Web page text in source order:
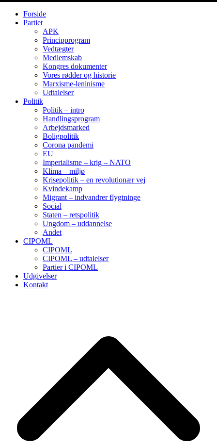
Forside
Partiet
APK
Principprogram
Vedtægter
Medlemskab
Kongres dokumenter
Vores rødder og historie
Marxisme-leninisme
Udtalelser
Politik
Politik – intro
Handlingsprogram
Arbejdsmarked
Boligpolitik
Corona pandemi
EU
Imperialisme – krig – NATO
Klima – miljø
Krisepolitik – en revolutionær vej
Kvindekamp
Migrant – indvandrer flygtninge
Social
Staten – retspolitik
Ungdom – uddannelse
Andet
CIPOML
CIPOML
CIPOML – udtalelser
Partier i CIPOML
Udgivelser
Kontakt